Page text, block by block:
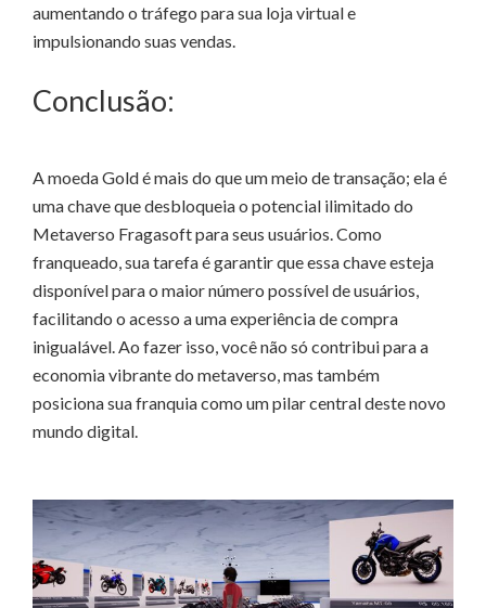
aumentando o tráfego para sua loja virtual e
impulsionando suas vendas.
Conclusão:
A moeda Gold é mais do que um meio de transação; ela é
uma chave que desbloqueia o potencial ilimitado do
Metaverso Fragasoft para seus usuários. Como
franqueado, sua tarefa é garantir que essa chave esteja
disponível para o maior número possível de usuários,
facilitando o acesso a uma experiência de compra
inigualável. Ao fazer isso, você não só contribui para a
economia vibrante do metaverso, mas também
posiciona sua franquia como um pilar central deste novo
mundo digital.